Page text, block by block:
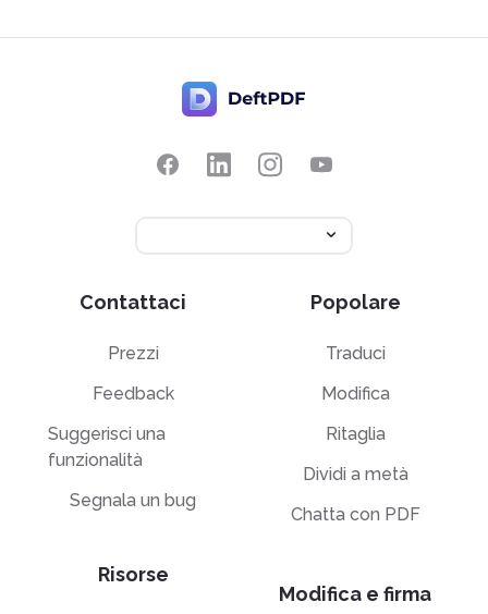
Contattaci
Prezzi
Feedback
Suggerisci una
funzionalità
Segnala un bug
Risorse
Popolare
Traduci
Modifica
Ritaglia
Dividi a metà
Chatta con PDF
Modifica e firma